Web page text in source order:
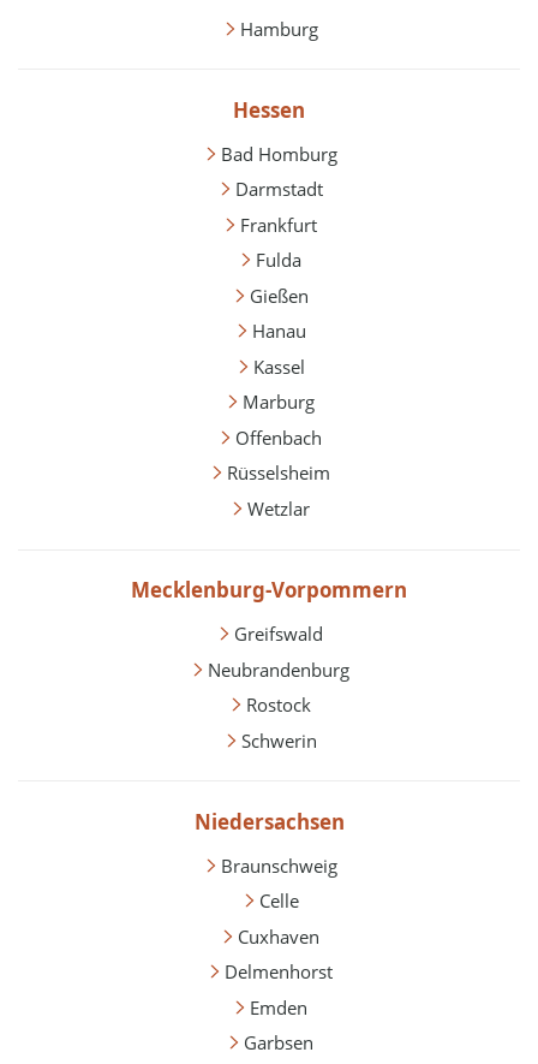
Hamburg
Hessen
Bad Homburg
Darmstadt
Frankfurt
Fulda
Gießen
Hanau
Kassel
Marburg
Offenbach
Rüsselsheim
Wetzlar
Mecklenburg-Vorpommern
Greifswald
Neubrandenburg
Rostock
Schwerin
Niedersachsen
Braunschweig
Celle
Cuxhaven
Delmenhorst
Emden
Garbsen